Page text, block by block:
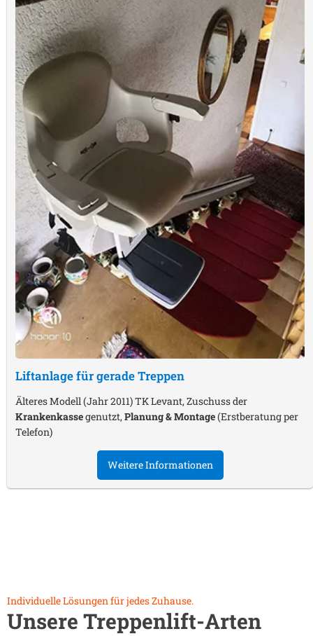
Liftanlage für gerade Treppen
Älteres Modell (Jahr 2011) TK Levant, Zuschuss der
Krankenkassegenutzt,Planung & Montage(Erstberatung per
Telefon)
Weitere Informationen
Individuelle Lösungen für jedes Zuhause.
Unsere Treppenlift-Arten